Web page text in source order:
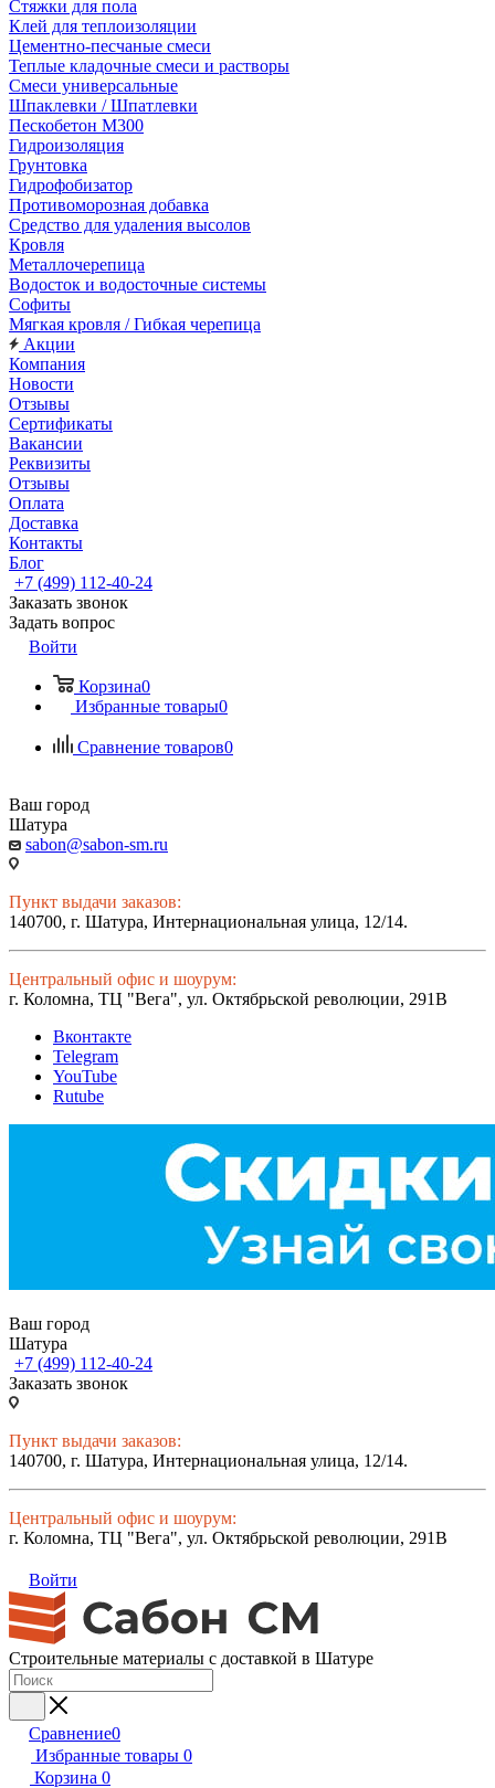
Стяжки для пола
Клей для теплоизоляции
Цементно-песчаные смеси
Теплые кладочные смеси и растворы
Смеси универсальные
Шпаклевки / Шпатлевки
Пескобетон М300
Гидроизоляция
Грунтовка
Гидрофобизатор
Противоморозная добавка
Средство для удаления высолов
Кровля
Металлочерепица
Водосток и водосточные системы
Софиты
Мягкая кровля / Гибкая черепица
Акции
Компания
Новости
Отзывы
Сертификаты
Вакансии
Реквизиты
Отзывы
Оплата
Доставка
Контакты
Блог
+7 (499) 112-40-24
Заказать звонок
Задать вопрос
Войти
Корзина0
Избранные товары0
Сравнение товаров0
Ваш город
Шатура
sabon@sabon-sm.ru
Пункт выдачи заказов:
140700, г. Шатура, Интернациональная улица, 12/14.
Центральный офис и шоурум:
г. Коломна, ТЦ "Вега", ул. Октябрьской революции, 291В
Вконтакте
Telegram
YouTube
Rutube
Ваш город
Шатура
+7 (499) 112-40-24
Заказать звонок
Пункт выдачи заказов:
140700, г. Шатура, Интернациональная улица, 12/14.
Центральный офис и шоурум:
г. Коломна, ТЦ "Вега", ул. Октябрьской революции, 291В
Войти
Строительные материалы с доставкой в Шатуре
Сравнение0
Избранные товары 0
Корзина 0